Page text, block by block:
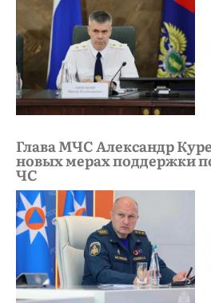
Глава МЧС Александр
новых мерах поддержки
ЧС